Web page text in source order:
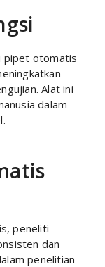
pipet otomatis
Alat ini
dalam
peneliti
dan
penelitian